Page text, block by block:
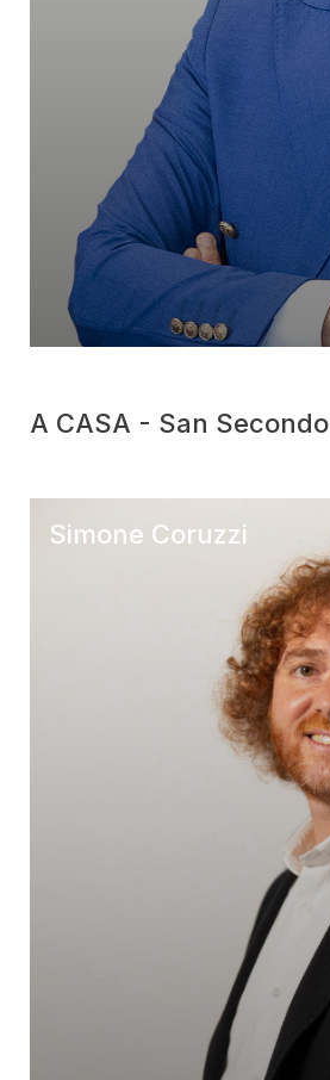
A CASA - San Secondo
Simone Coruzzi